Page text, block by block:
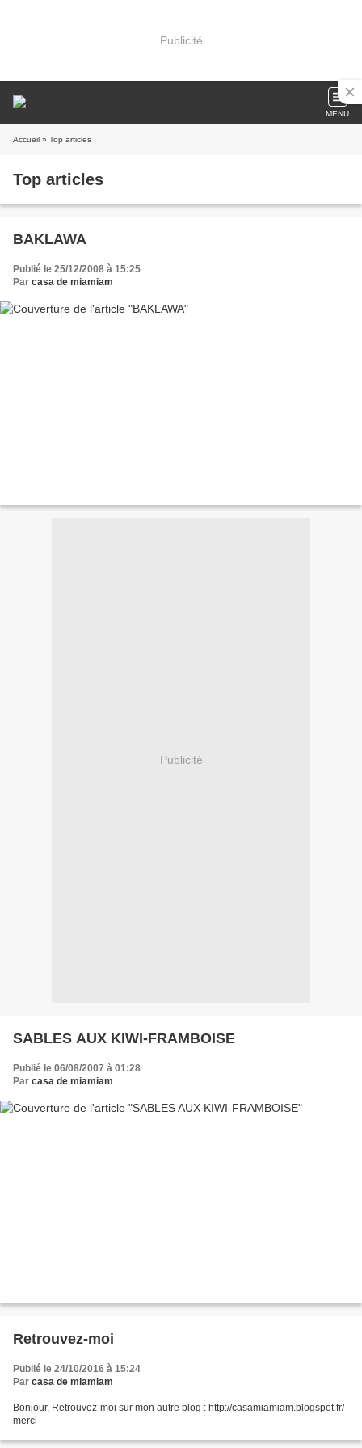
Publicité
MENU
Accueil » Top articles
Top articles
BAKLAWA
Publié le 25/12/2008 à 15:25
Par casa de miamiam
Publicité
SABLES AUX KIWI-FRAMBOISE
Publié le 06/08/2007 à 01:28
Par casa de miamiam
Retrouvez-moi
Publié le 24/10/2016 à 15:24
Par casa de miamiam
Bonjour, Retrouvez-moi sur mon autre blog : http://casamiamiam.blogspot.fr/
merci